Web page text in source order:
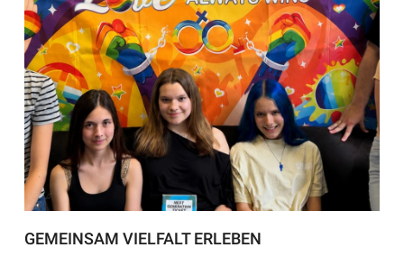
GEMEINSAM VIELFALT ERLEBEN